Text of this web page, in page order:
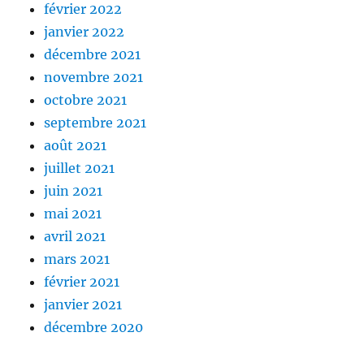
février 2022
janvier 2022
décembre 2021
novembre 2021
octobre 2021
septembre 2021
août 2021
juillet 2021
juin 2021
mai 2021
avril 2021
mars 2021
février 2021
janvier 2021
décembre 2020